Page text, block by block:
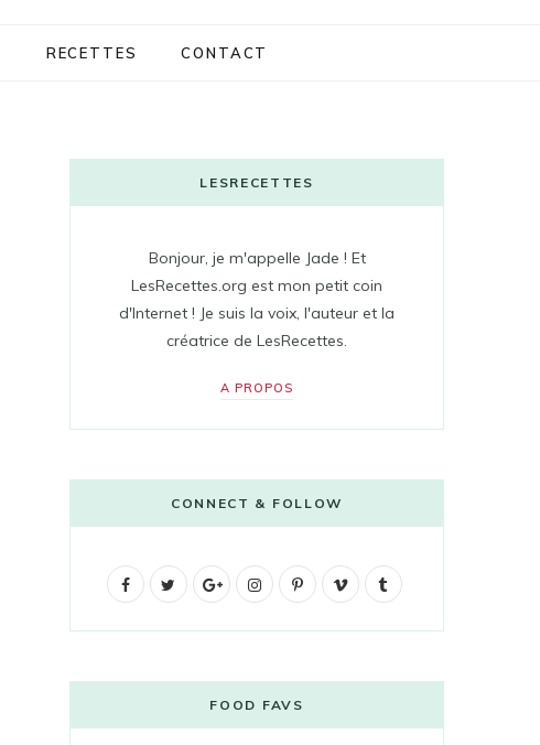
RECETTES CONTACT
LESRECETTES
Bonjour, je m'appelle Jade ! Et
LesRecettes.org est mon petit coin
d'Internet ! Je suis la voix, l'auteur et la
créatrice de LesRecettes.
A PROPOS
CONNECT & FOLLOW
F
b
t
G
g
l
I
t
a
P
e
V
o
l
FOOD FAVS